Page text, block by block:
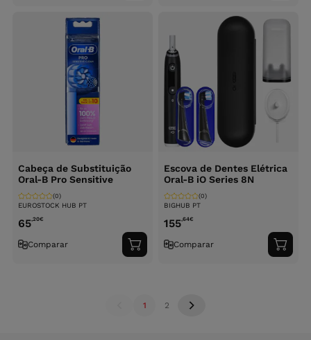
Cabeça de Substituição
Oral-B Pro Sensitive
EUROSTOCK HUB PT
(0)
65,20€
Comparar
Adicionar
ao
Escova de Dentes Elétrica
Oral-B iO Series 8N
BIGHUB PT
(0)
155,64€
Comparar
ao
1 2